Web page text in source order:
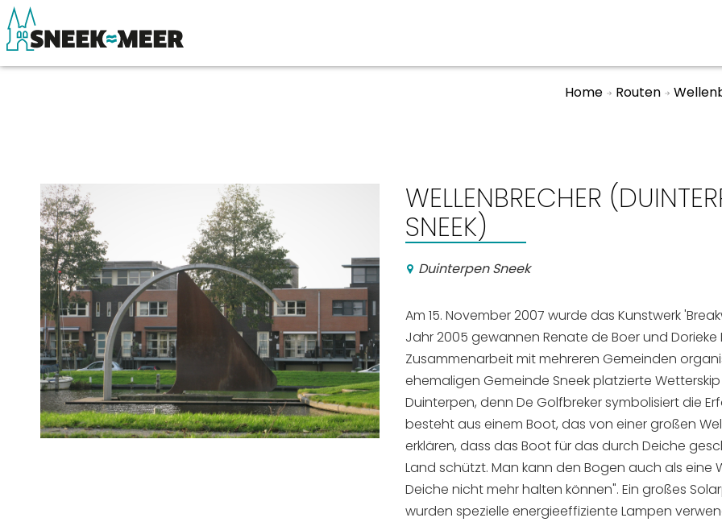
Sneek besuchen
Highlights
Sehenswürdigkeiten
Wassersport
Übernachten
Einkaufen
Home Routen
WELLENBRECHER
SNEEK)
Duinterpen Sneek
Am 15. November 2007 wurde das Kunstwerk
Jahr 2005 gewannen Renate de Boer und
Zusammenarbeit mit mehreren Gemeinden
ehemaligen Gemeinde Sneek platzierte
Duinterpen, denn De Golfbreker symbolisiert die
besteht aus einem Boot, das von einer großen
erklären, dass das Boot für das durch Deiche
Land schützt. Man kann den Bogen auch als eine
Deiche nicht mehr halten können". Ein großes
wurden spezielle energieeffiziente Lampen